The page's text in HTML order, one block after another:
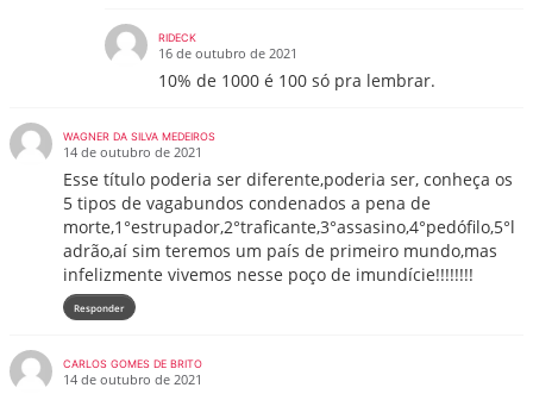
RIDECK
16 de outubro de 2021
10% de 1000 é 100 só pra lembrar.
WAGNER DA SILVA MEDEIROS
14 de outubro de 2021
Esse título poderia ser diferente,poderia ser, conheça os
5 tipos de vagabundos condenados a pena de
morte,1°estrupador,2°traficante,3°assasino,4°pedófilo,5°l
adrão,aí sim teremos um país de primeiro mundo,mas
infelizmente vivemos nesse poço de imundície!!!!!!!!
Responder
CARLOS GOMES DE BRITO
14 de outubro de 2021